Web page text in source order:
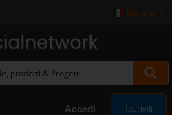
Italiano
Accedi Iscriviti